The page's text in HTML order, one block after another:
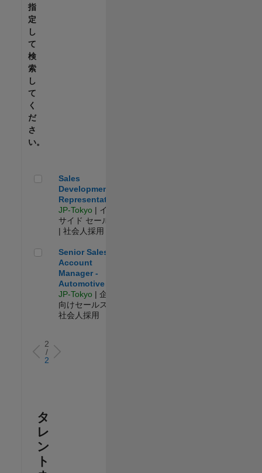
指
定
し
て
検
索
し
て
く
だ
さ
い。
Sales Development Representative
Sales
Development
Representative
JP-Tokyo | イン
サイド セールス
| 社会人採用
Senior Sales Account Manager - Automotive
Senior Sales
Account
Manager -
Automotive
JP-Tokyo | 企業
向けセールス |
社会人採用
2
/
2
タ
レ
ン
ト